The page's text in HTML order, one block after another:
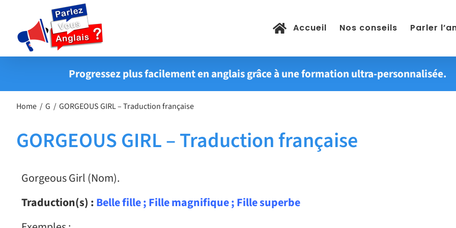
contenu
Accueil Nos conseils Parler
Progressez plus facilement en anglais grâce à une formation ultra-personnalisée.
Home G GORGEOUS GIRL – Traduction française
GORGEOUS GIRL – Traduction française
Gorgeous Girl (Nom).
Traduction(s) :Belle fille ; Fille magnifique ; Fille superbe